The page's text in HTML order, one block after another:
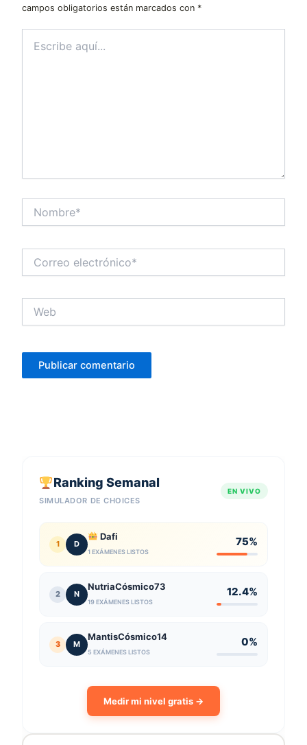
campos obligatorios están marcados con *
aquí...
electrónico*
Ranking Semanal
SIMULADOR DE CHOICES
EN VIVO
1 D
Dafi
1 EXÁMENES LISTOS
75%
2 N
NutriaCósmico73
19 EXÁMENES LISTOS
12.4%
3 M
MantisCósmico14
5 EXÁMENES LISTOS
0%
Medir mi nivel gratis →